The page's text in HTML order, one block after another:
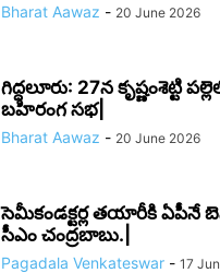
Bharat Aawaz - 20 June 2026
గిద్దలూరు: 27న కృష్ణంశెట్టి
బహిరంగ సభ|
Bharat Aawaz - 20 June 2026
సెమీకండక్టర్ల తయారీకి ఏపీనే
సీఎం చంద్రబాబు.|
Pagadala Venkateswar - 17